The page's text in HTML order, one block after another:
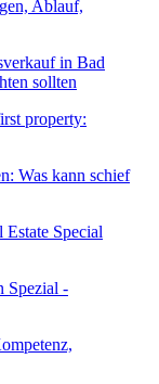
in Bad
sollten
Was kann schief
Spezial -